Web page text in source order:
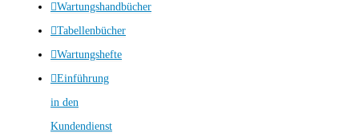
Wartungshandbücher
Tabellenbücher
Wartungshefte
Einführung
in den
Kundendienst